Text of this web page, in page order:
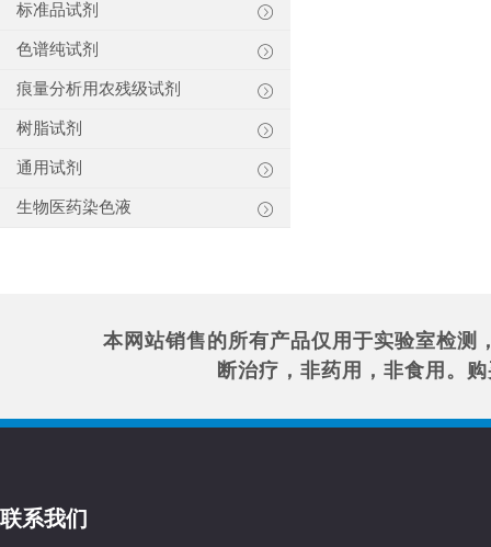
标准品试剂
色谱纯试剂
痕量分析用农残级试剂
树脂试剂
通用试剂
生物医药染色液
本网站销售的所有产品仅用于实验室检测
断治疗，非药用，非食用。
联系我们